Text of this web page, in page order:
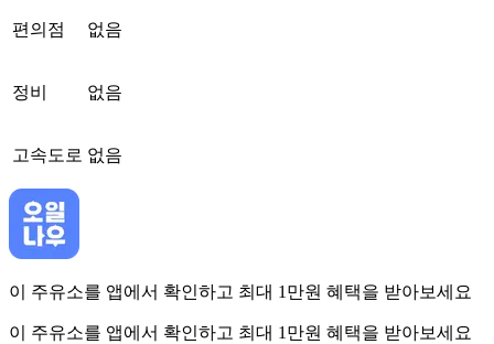
편의점 없음
정비 없음
고속도로 없음
이 주유소를 앱에서 확인하고 최대 1만원 혜택을 받아보세요
이 주유소를 앱에서 확인하고 최대 1만원 혜택을 받아보세요